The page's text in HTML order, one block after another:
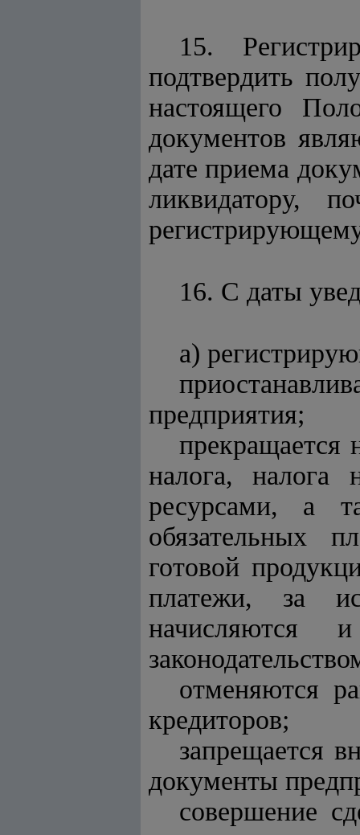
15.
подтвердить
настоящего
документов
дате приема
ликвидатору,
16. С даты
а)
предприятия;
прекращается
налога, налога
ресурсами, а
обязательных
готовой
платежи, за
начисляются
отменяются
кредиторов;
запрещается
документы
совершение